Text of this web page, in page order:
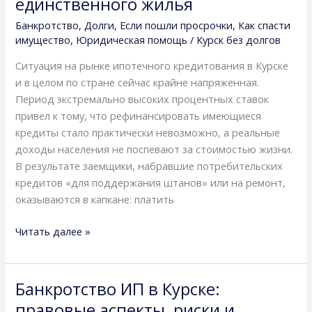
Банкротство, Долги, Если пошли просрочки, Как спасти
имущество, Юридическая помощь / Курск без долгов
Ситуация на рынке ипотечного кредитования в Курске
и в целом по стране сейчас крайне напряженная.
Период экстремально высоких процентных ставок
привел к тому, что рефинансировать имеющиеся
кредиты стало практически невозможно, а реальные
доходы населения не поспевают за стоимостью жизни.
В результате заемщики, набравшие потребительских
кредитов «для поддержания штанов» или на ремонт,
оказываются в капкане: платить
изменения
законе,
реальность
ипотечного
рынка
и
пошаговый
алгоритм
спасения
единственного
жилья
Читать далее »
Банкротство ИП в Курске:
Банкротство